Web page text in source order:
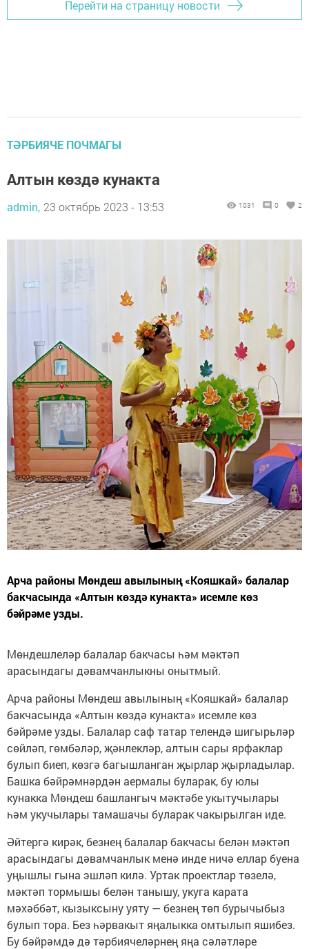
Перейти на страницу новости
ТӘРБИЯЧЕ ПОЧМАГЫ
Алтын көздә кунакта
admin, 23 октябрь 2023 - 13:53 1031 0 2
Арча районы Мөндеш авылының «Кояшкай» балалар
бакчасында «Алтын көздә кунакта» исемле көз
бәйрәме узды.
Мөндешлеләр балалар бакчасы һәм мәктәп
арасындагы дәвамчанлыкны онытмый.
Арча районы Мөндеш авылының «Кояшкай» балалар
бакчасында «Алтын көздә кунакта» исемле көз
бәйрәме узды. Балалар саф татар телендә шигырьләр
сөйләп, гөмбәләр, җәнлекләр, алтын сары ярфаклар
булып биеп, көзгә багышланган җырлар җырладылар.
Башка бәйрәмнәрдән аермалы буларак, бу юлы
кунакка Мөндеш башлангыч мәктәбе укытучылары
һәм укучылары тамашачы буларак чакырылган иде.
Әйтергә кирәк, безнең балалар бакчасы белән мәктәп
арасындагы дәвамчанлык менә инде ничә еллар буена
уңышлы гына эшләп килә. Уртак проектлар төзелә,
мәктәп тормышы белән танышу, укуга карата
мәхәббәт, кызыксыну уяту — безнең төп бурычыбыз
булып тора. Без һәрвакыт яңалыкка омтылып яшибез.
Бу бәйрәмдә дә тәрбиячеләрнең яңа сәләтләре